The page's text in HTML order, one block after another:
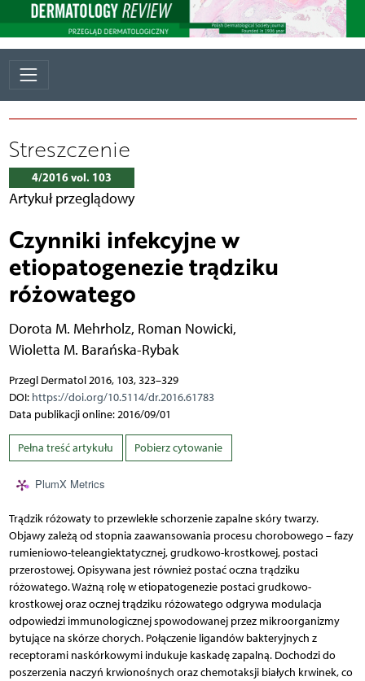
Streszczenie
4/2016 vol. 103
Artykuł przeglądowy
Czynniki infekcyjne w
etiopatogenezie trądziku
różowatego
Dorota M. Mehrholz, Roman Nowicki,
Wioletta M. Barańska-Rybak
Przegl Dermatol 2016, 103, 323–329
DOI: https://doi.org/10.5114/dr.2016.61783
Data publikacji online: 2016/09/01
Pełna treść artykułu Pobierz cytowanie
PlumX Metrics
Trądzik różowaty to przewlekłe schorzenie zapalne skóry twarzy.
Objawy zależą od stopnia zaawansowania procesu chorobowego – fazy
rumieniowo-teleangiektatycznej, grudkowo-krostkowej, postaci
przerostowej. Opisywana jest również postać oczna trądziku
różowatego. Ważną rolę w etiopatogenezie postaci grudkowo-
krostkowej oraz ocznej trądziku różowatego odgrywa modulacja
odpowiedzi immunologicznej spowodowanej przez mikroorganizmy
bytujące na skórze chorych. Połączenie ligandów bakteryjnych z
receptorami naskórkowymi indukuje kaskadę zapalną. Dochodzi do
poszerzenia naczyń krwionośnych oraz chemotaksji białych krwinek, co